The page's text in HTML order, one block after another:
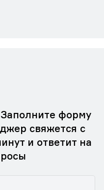
форму
свяжется с
и ответит на